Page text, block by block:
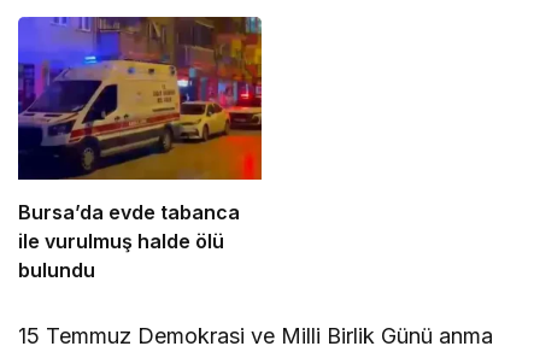
oluşturdu
Bursa’da evde tabanca
ile vurulmuş halde ölü
bulundu
15 Temmuz Demokrasi ve Milli Birlik Günü anma